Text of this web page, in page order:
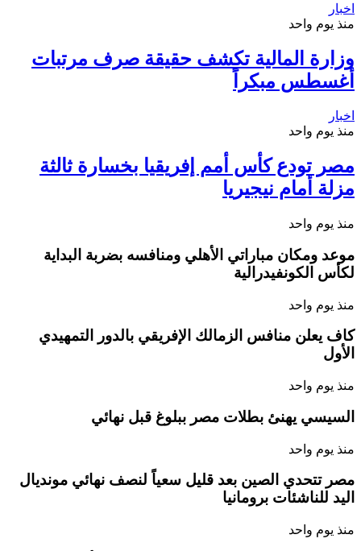
اخبار
منذ يوم واحد
وزارة المالية تكشف حقيقة صرف مرتبات
أغسطس مبكراً
اخبار
منذ يوم واحد
مصر تودع كأس أمم إفريقيا بخسارة ثالثة
مزلة أمام نيجيريا
منذ يوم واحد
موعد ومكان مباراتي الأهلي ومنافسه بضربة البداية
لكأس الكونفيدرالية
منذ يوم واحد
كاف يعلن منافس الزمالك الإفريقي بالدور التمهيدي
الأول
منذ يوم واحد
السيسي يهنئ بطلات مصر ببلوغ قبل نهائي
منذ يوم واحد
مصر تتحدي الصين بعد قليل سعياً لنصف نهائي مونديال
اليد للناشئات برومانيا
منذ يوم واحد